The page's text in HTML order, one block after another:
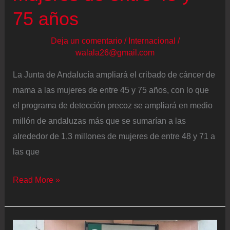
75 años
Deja un comentario / Internacional /
walala26@gmail.com
La Junta de Andalucía ampliará el cribado de cáncer de
mama a las mujeres de entre 45 y 75 años, con lo que
el programa de detección precoz se ampliará en medio
millón de andaluzas más que se sumarían a las
alrededor de 1,3 millones de mujeres de entre 48 y 71 a
las que
En
escándalo
Read More »